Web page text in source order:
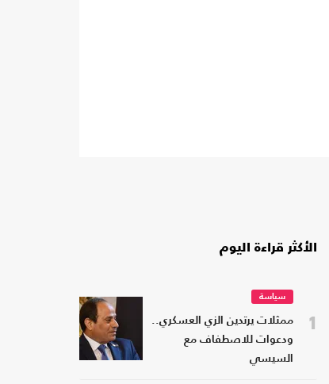
الأكثر قراءة اليوم
1
سياسة
ممثلات يرتدين الزي العسكري..
ودعوات للاصطفاف مع
السيسي